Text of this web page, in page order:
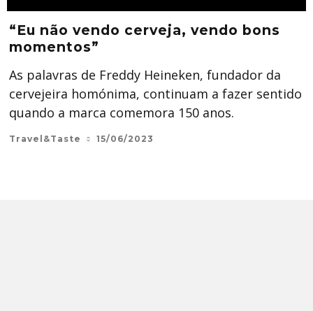
“Eu não vendo cerveja, vendo bons
momentos”
As palavras de Freddy Heineken, fundador da
cervejeira homónima, continuam a fazer sentido
quando a marca comemora 150 anos.
Travel&Taste 15/06/2023